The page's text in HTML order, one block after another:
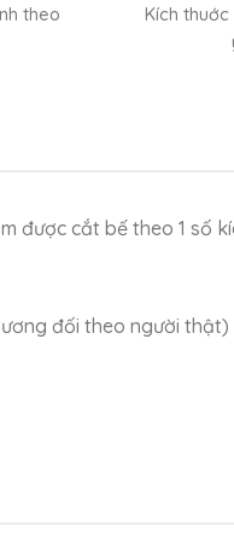
theo
Kích thuớc
được cắt bế theo 1 số
đối theo người